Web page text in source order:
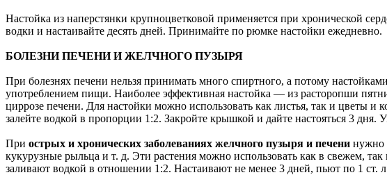
Настойка из наперстянки крупноцветковой применяется при хронической
водки и настаивайте десять дней. Принимайте по рюмке настойки ежедневно.
БОЛЕЗНИ ПЕЧЕНИ И ЖЕЛЧНОГО ПУЗЫРЯ
При болезнях печени нельзя принимать много спиртного, а потому
употреблением пищи. Наиболее эффективная настойка — из расторопши
циррозе печени. Для настойки можно использовать как листья, так и цветы и
залейте водкой в пропорции 1:2. Закройте крышкой и дайте настояться 3 дня.
При острых и хронических заболеваниях желчного пузыря и печени нужно
кукурузные рыльца и т. д. Эти растения можно использовать как в свежем,
заливают водкой в отношении 1:2. Настаивают не менее 3 дней, пьют по 1 ст.